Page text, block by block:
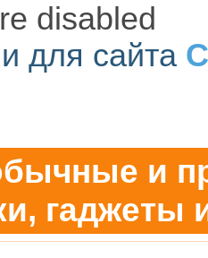
disabled
для сайта
и
гаджеты